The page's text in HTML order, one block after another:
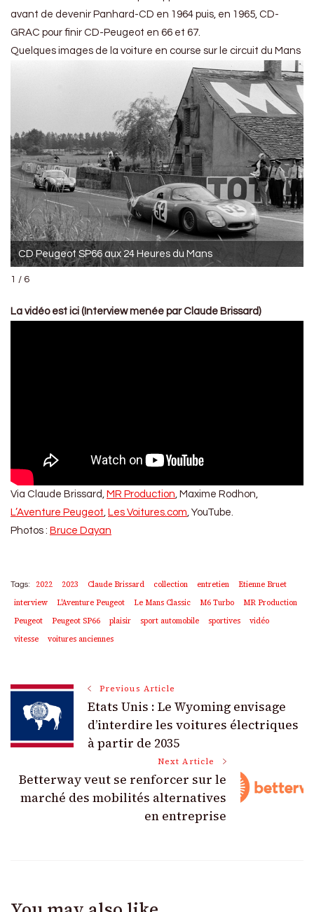
avant de devenir Panhard-CD en 1964 puis, en 1965, CD-
GRAC pour finir CD-Peugeot en 66 et 67.
Quelques images de la voiture en course sur le circuit du Mans
CD Peugeot SP66 aux 24 Heures du Mans
1 / 6
La vidéo est ici (Interview menée par Claude Brissard)
Via Claude Brissard, MR Production , Maxime Rodhon,
L’Aventure Peugeot Les Voitures.com , YouTube.
Photos : Bruce Dayan
Tags: 2022 2023 Claude Brissard collection entretien
Etienne Bruet
interview
L'Aventure Peugeot Le Mans Classic M6 Turbo
MR Production
Peugeot
Peugeot SP66 plaisir sport automobile sportives
vidéo
vitesse
voitures anciennes
Post
Navigation
Previous Article
Etats Unis : Le Wyoming envisage
d’interdire les voitures électriques
à partir de 2035
Next Article
Betterway veut se renforcer sur le
marché des mobilités alternatives
en entreprise